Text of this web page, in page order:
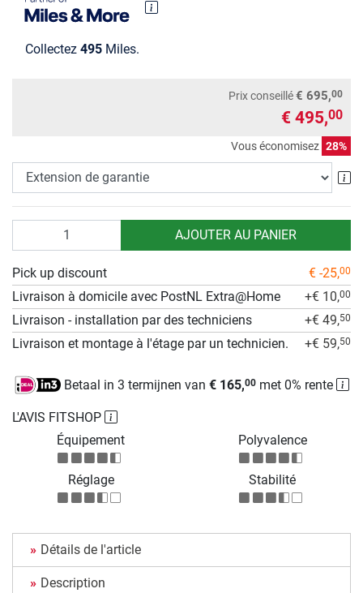
Collectez 495 Miles.
Prix conseillé€ 695,00
€ 495,00
Vous économisez 28%
AJOUTER AU PANIER
L'AVIS FITSHOP
Équipement
Polyvalence
Réglage Stabilité
Pick up discount € -25,00
Livraison à domicile avec PostNL Extra@Home +€ 10,00
Livraison - installation par des techniciens +€ 49,50
Livraison et montage à l'étage par un technicien. +€ 59,50
Betaal in 3 termijnen van € 165,00 met 0% rente
Détails de l'article
Description